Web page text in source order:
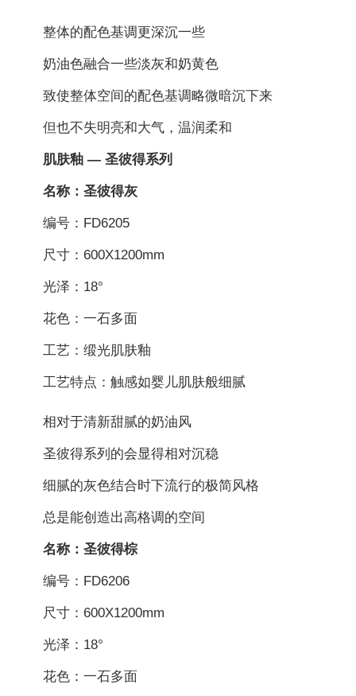
整体的配色基调更深沉一些
奶油色融合一些淡灰和奶黄色
致使整体空间的配色基调略微暗沉下来
但也不失明亮和大气，温润柔和
肌肤釉 — 圣彼得系列
名称：圣彼得灰
编号：FD6205
尺寸：600X1200mm
光泽：18°
花色：一石多面
工艺：缎光肌肤釉
工艺特点：触感如婴儿肌肤般细腻
相对于清新甜腻的奶油风
圣彼得系列的会显得相对沉稳
细腻的灰色结合时下流行的极简风格
总是能创造出高格调的空间
名称：圣彼得棕
编号：FD6206
尺寸：600X1200mm
光泽：18°
花色：一石多面